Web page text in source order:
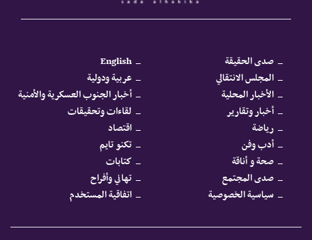
صدى الحقيقة
English
المجلس الانتقالي
عربية ودولية
الأخبار المحلية
أخبار الجنوب العسكرية والأمنية
أخبار وتقارير
لقاءات وتحقيقات
رياضة
اقتصاد
أدب وفن
تكنو تايم
صحة و أناقة
كتابات
صدى المجتمع
تهاني وأفراح
سياسية الخصوصية
اتفاقية المستخدم